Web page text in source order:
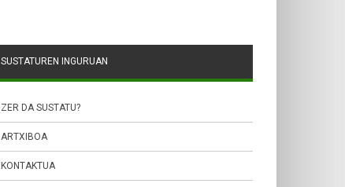
SUSTATUREN INGURUAN
ZER DA SUSTATU?
ARTXIBOA
KONTAKTUA